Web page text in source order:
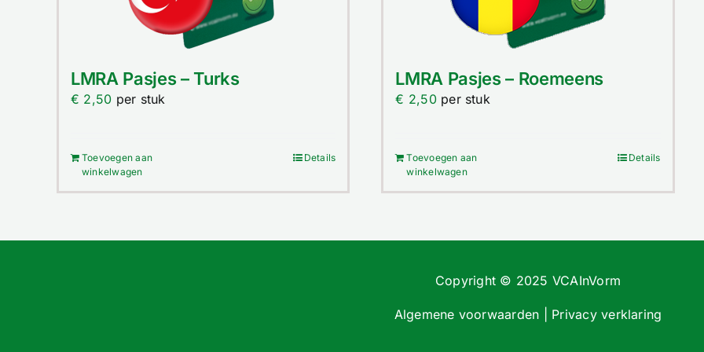
LMRA Pasjes – Turks
€ 2,50 per stuk
Toevoegen aan
winkelwagen
Details
LMRA Pasjes – Roemeens
€ 2,50per stuk
Toevoegen aan
winkelwagen
Details
Copyright © 2025 VCAInVorm
Algemene voorwaarden Privacy verklaring